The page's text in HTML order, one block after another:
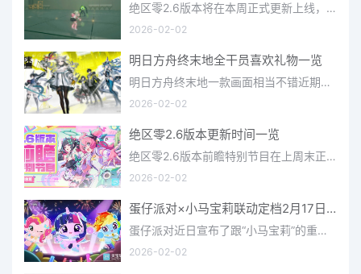
绝区零2.6版本将在本周正式更新上线，上周的前瞻直播官方给玩家们带来关于最新版本的卡池信息和相关活动内容，
2026-02-02
明日方舟终末地全干员喜欢礼物一览
明日方舟终末地一款画面相当不错近期非常火爆的大型二次元冒险游戏，这里有相当多好看的干员可以让你来抽取并
2026-02-02
绝区零2.6版本更新时间一览
绝区零2.6版本前瞻特别节目在上周末正式播出，官方给玩家们带来了许多关于最新版本的相关资讯和上线时间，不少
2026-02-02
蛋仔派对×小马宝莉联动定档2月17日 联动外观将登场
蛋仔派对近日宣布了跟“小马宝莉”的重磅联动！并且时间定档在了2月17日，此次联动将会上新很多外观，各种小马宝
2026-02-02